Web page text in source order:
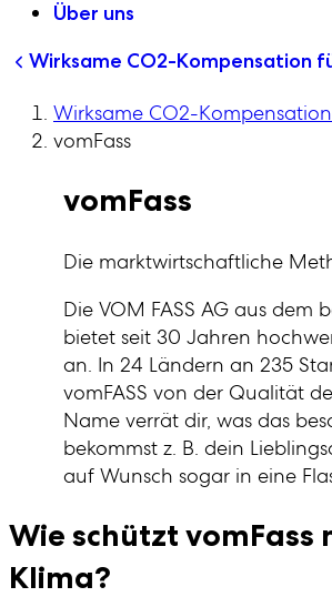
Über uns
Wirksame CO2-Kompensation
Wirksame CO2-
vomFass
vomFass
Die marktwirtschaftliche
Die VOM FASS AG aus
bietet seit 30 Jahren
an. In 24 Ländern an 235
vomFASS von der Qualität
Name verrät dir, was das
bekommst z. B. dein
auf Wunsch sogar in eine
Wie schützt vomFass
Klima?